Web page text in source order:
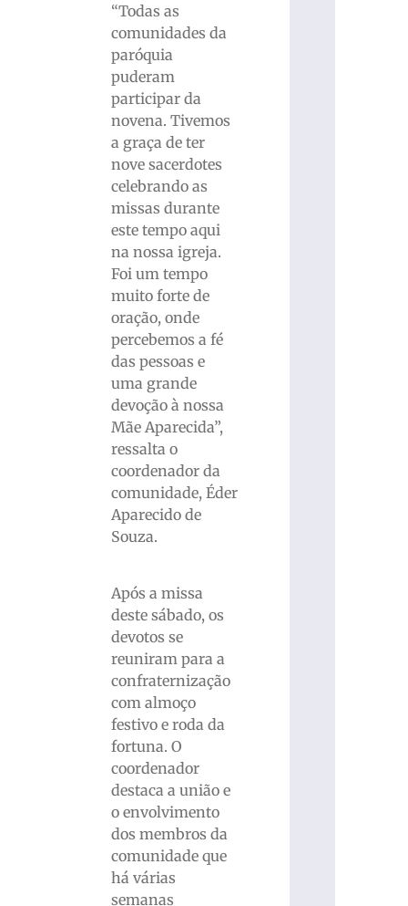
“Todas as
comunidades da
paróquia
puderam
participar da
novena. Tivemos
a graça de ter
nove sacerdotes
celebrando as
missas durante
este tempo aqui
na nossa igreja.
Foi um tempo
muito forte de
oração, onde
percebemos a fé
das pessoas e
uma grande
devoção à nossa
Mãe Aparecida”,
ressalta o
coordenador da
comunidade, Éder
Aparecido de
Souza.
Após a missa
deste sábado, os
devotos se
reuniram para a
confraternização
com almoço
festivo e roda da
fortuna. O
coordenador
destaca a união e
o envolvimento
dos membros da
comunidade que
há várias
semanas